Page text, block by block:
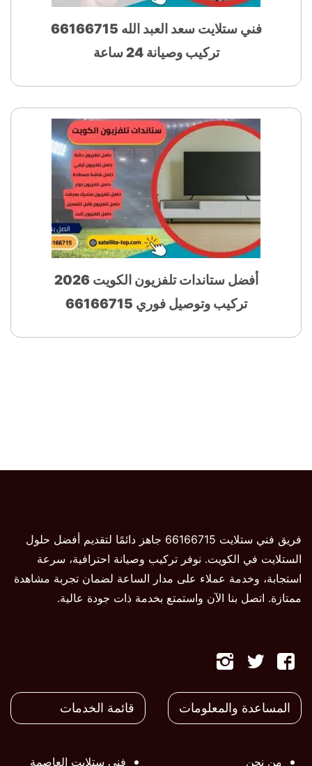
فني ستلايت سعد العبد الله 66166715
تركيب وصيانة 24 ساعة
أفضل ستاندات تلفزيون الكويت 2026
تركيب وتوصيل فوري 66166715
فريق فني ستلايت 66166715 جاهز دائمًا لتقديم أفضل حلول
الستلايت في الكويت. نوفر تركيب وصيانة احترافية، سرعة
استجابة، وخدمة عملاء على مدار الساعة لضمان تجربة مشاهدة
ممتازة. اتصل بنا الآن واستمتع بخدمة ذات جودة عالية.
تابعنا
على
تابعنا
علىعلى
المساعدة والمعلومات
من نحن
قائمة الخدمات
فني ستلايت العاصمة